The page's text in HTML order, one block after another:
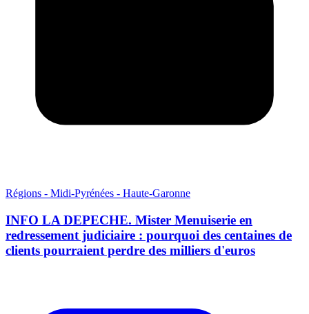
Régions - Midi-Pyrénées - Haute-Garonne
INFO LA DEPECHE. Mister Menuiserie en
redressement judiciaire : pourquoi des centaines de
clients pourraient perdre des milliers d'euros